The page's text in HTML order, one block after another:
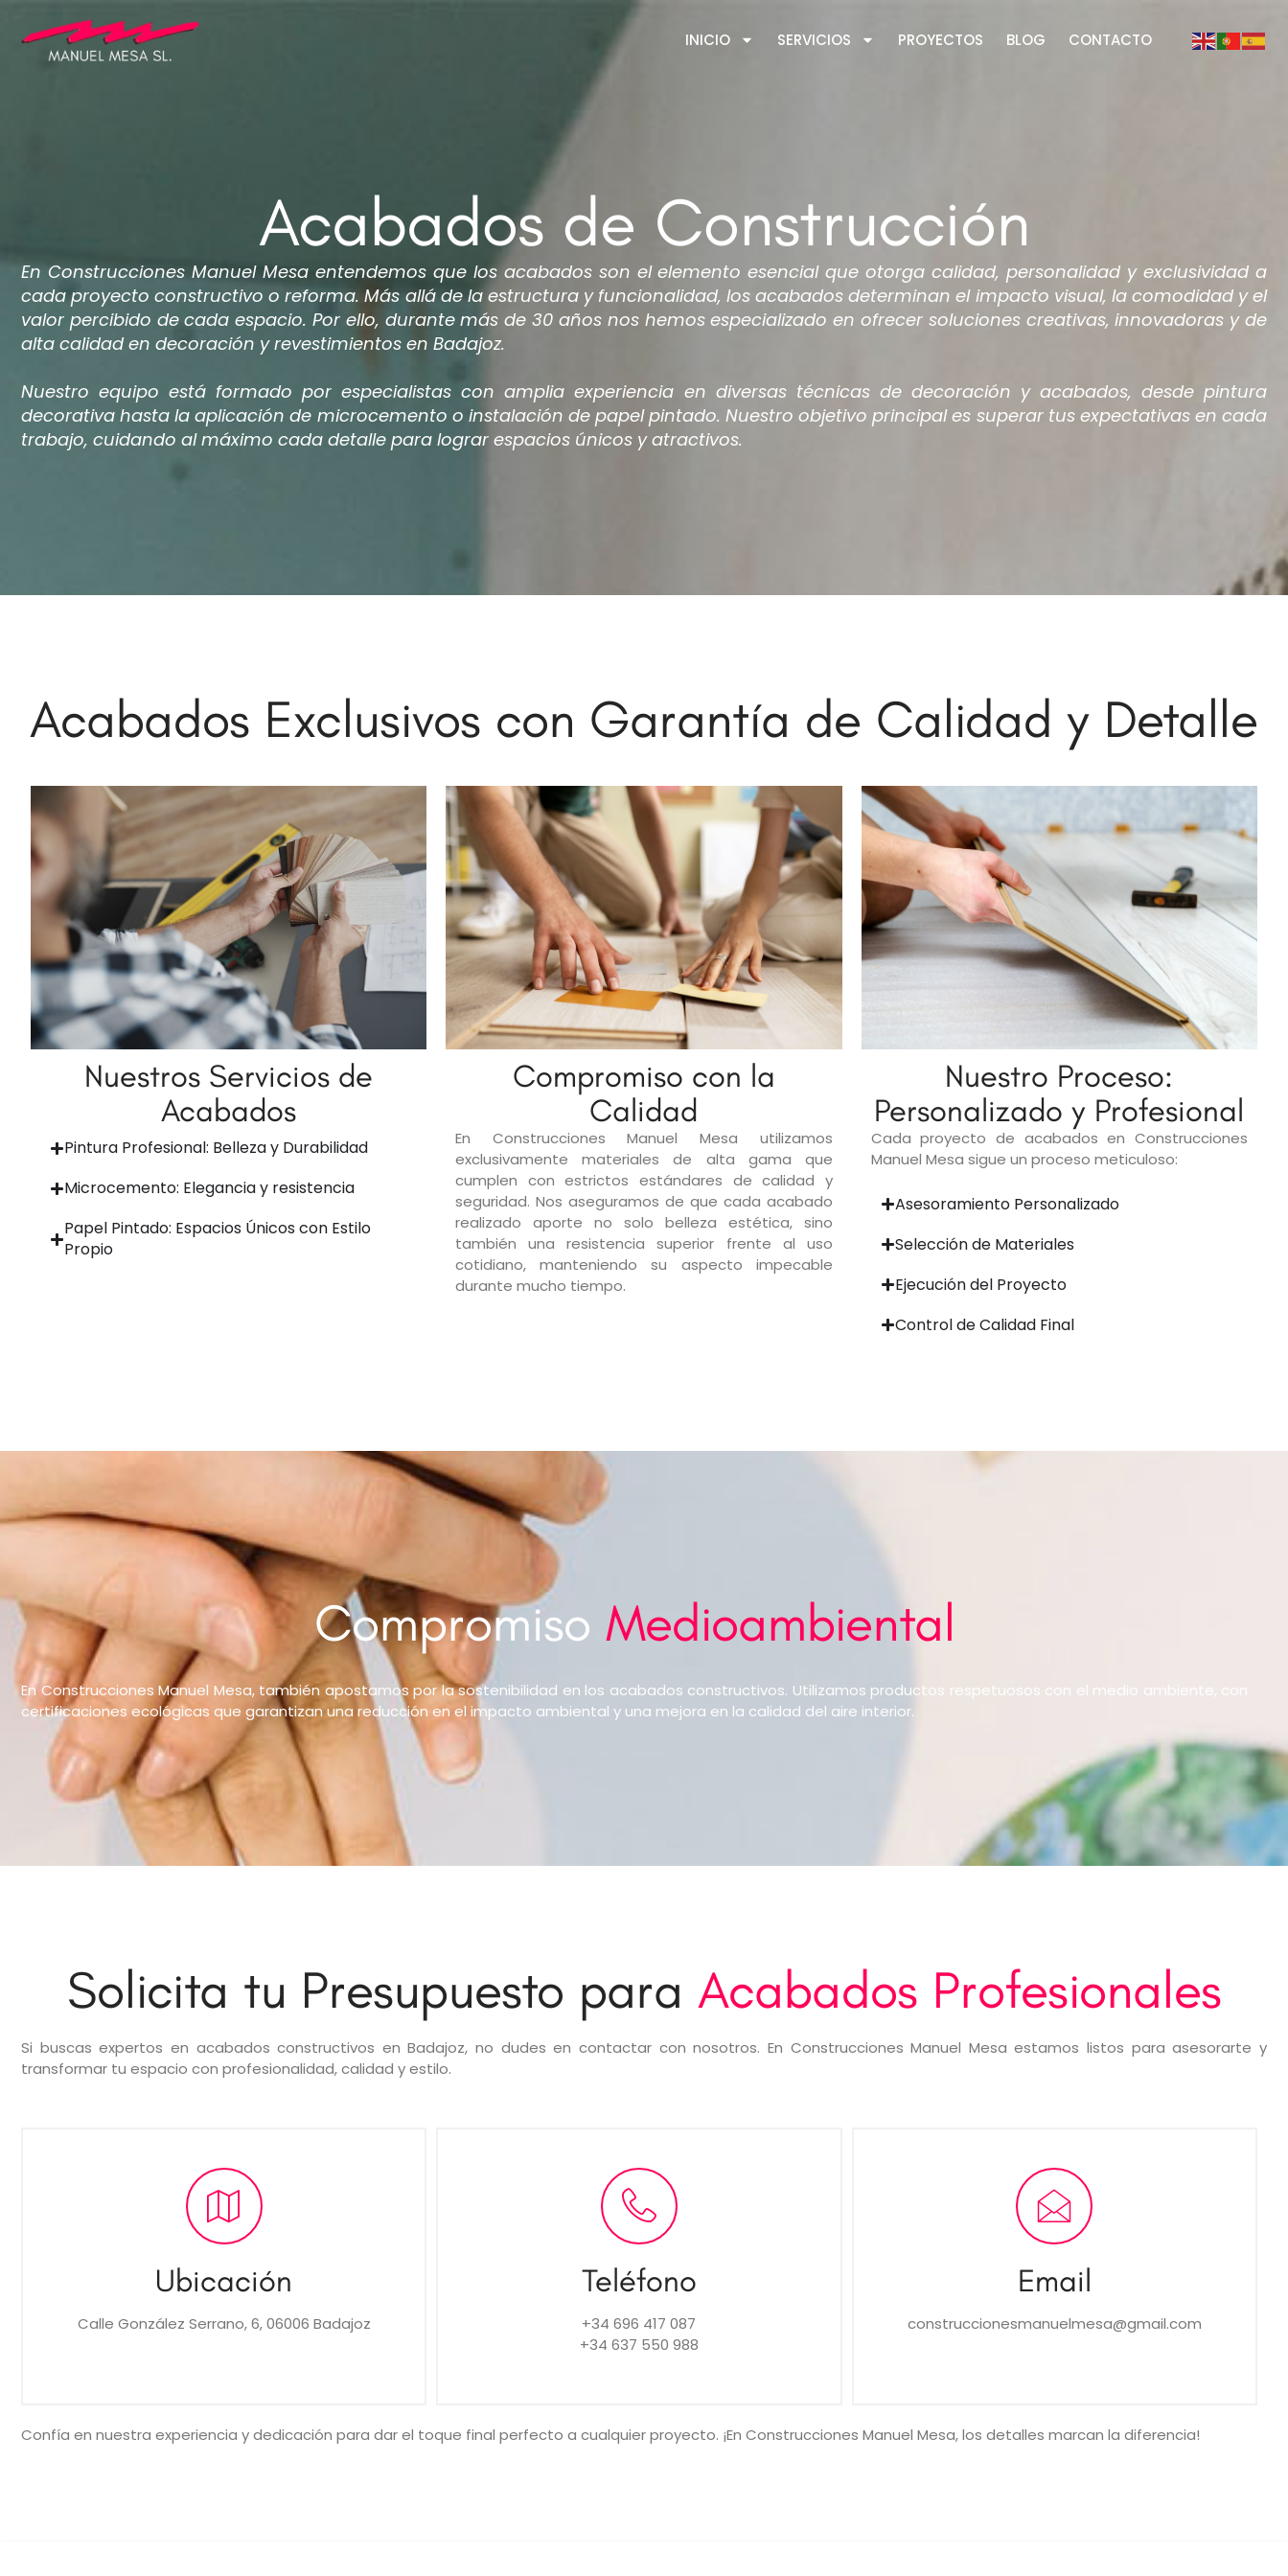
INICIO SERVICIOS PROYECTOS BLOG CONTACTO
Acabados de Construcción
En Construcciones Manuel Mesa entendemos que los acabados son el elemento esencial que otorga calidad, personalidad y exclusividad a
cada proyecto constructivo o reforma. Más allá de la estructura y funcionalidad, los acabados determinan el impacto visual, la comodidad y el
valor percibido de cada espacio. Por ello, durante más de 30 años nos hemos especializado en ofrecer soluciones creativas, innovadoras y de
alta calidad en decoración y revestimientos en Badajoz.
Nuestro equipo está formado por especialistas con amplia experiencia en diversas técnicas de decoración y acabados, desde pintura
decorativa hasta la aplicación de microcemento o instalación de papel pintado. Nuestro objetivo principal es superar tus expectativas en cada
trabajo, cuidando al máximo cada detalle para lograr espacios únicos y atractivos.
Acabados Exclusivos con Garantía de Calidad y Detalle
Nuestros Servicios de
Acabados
Pintura Profesional: Belleza y Durabilidad
Microcemento: Elegancia y resistencia
Papel Pintado: Espacios Únicos con Estilo
Propio
Compromiso con la
Calidad
En Construcciones Manuel Mesa utilizamos
exclusivamente materiales de alta gama que
cumplen con estrictos estándares de calidad y
seguridad. Nos aseguramos de que cada acabado
realizado aporte no solo belleza estética, sino
también una resistencia superior frente al uso
cotidiano, manteniendo su aspecto impecable
durante mucho tiempo.
Nuestro Proceso:
Personalizado y Profesional
Cada proyecto de acabados en Construcciones
Manuel Mesa sigue un proceso meticuloso:
Asesoramiento Personalizado
Selección de Materiales
Ejecución del Proyecto
Control de Calidad Final
Compromiso Medioambiental
En Construcciones Manuel Mesa, también apostamos por la sostenibilidad en los acabados constructivos. Utilizamos productos respetuosos con el medio ambiente, con
certificaciones ecológicas que garantizan una reducción en el impacto ambiental y una mejora en la calidad del aire interior.
Solicita tu Presupuesto para Acabados Profesionales
Si buscas expertos en acabados constructivos en Badajoz, no dudes en contactar con nosotros. En Construcciones Manuel Mesa estamos listos para asesorarte y
transformar tu espacio con profesionalidad, calidad y estilo.
Ubicación
Calle González Serrano, 6, 06006 Badajoz
Teléfono
+34 696 417 087
+34 637 550 988
Email
construccionesmanuelmesa@gmail.com
Confía en nuestra experiencia y dedicación para dar el toque final perfecto a cualquier proyecto. ¡En Construcciones Manuel Mesa, los detalles marcan la diferencia!